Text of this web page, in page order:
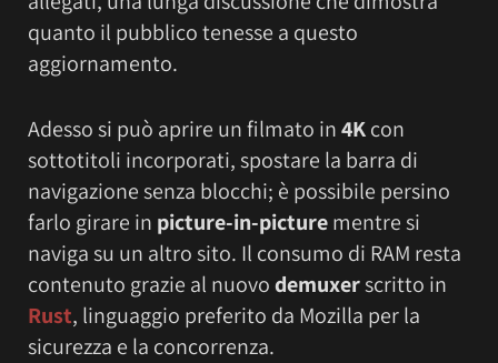
quanto il pubblico tenesse a questo
aggiornamento.
Adesso si può aprire un filmato in4Kcon
sottotitoli incorporati, spostare la barra di
navigazione senza blocchi; è possibile persino
farlo girare in picture-in-picturementre si
naviga su un altro sito. Il consumo di RAM resta
contenuto grazie al nuovodemuxerscritto in
Rust, linguaggio preferito da Mozilla per la
sicurezza e la concorrenza.